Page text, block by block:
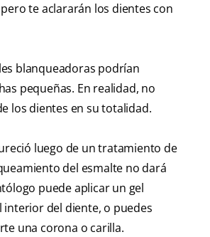
te aclararán los dientes con
blanqueadoras podrían
pequeñas. En realidad, no
los dientes en su totalidad.
luego de un tratamiento de
del esmalte no dará
puede aplicar un gel
interior del diente, o puedes
una corona o carilla.